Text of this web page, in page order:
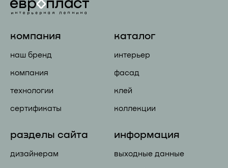
компания
наш бренд
компания
технологии
сертификаты
каталог
интерьер
фасад
клей
коллекции
разделы сайта
дизайнерам
информация
выходные данные